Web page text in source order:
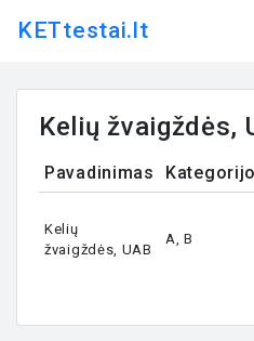
KETtestai.lt
Kelių žvaigždės,
Pavadinimas
Kelių
žvaigždės, UAB
A, B